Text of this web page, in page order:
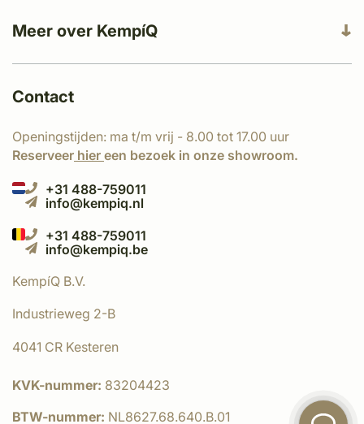
Meer over KempíQ
Contact
Openingstijden: ma t/m vrij - 8.00 tot 17.00 uur
Reserveer hier een bezoek in onze showroom.
+31 488-759011
info@kempiq.nl
+31 488-759011
info@kempiq.be
KempíQ B.V.
Industrieweg 2-B
4041 CR Kesteren
KVK-nummer: 83204423
BTW-nummer: NL8627.68.640.B.01